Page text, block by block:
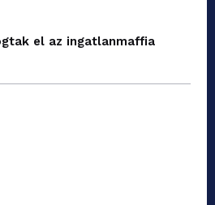
el az ingatlanmaffia